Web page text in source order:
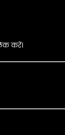
करें।